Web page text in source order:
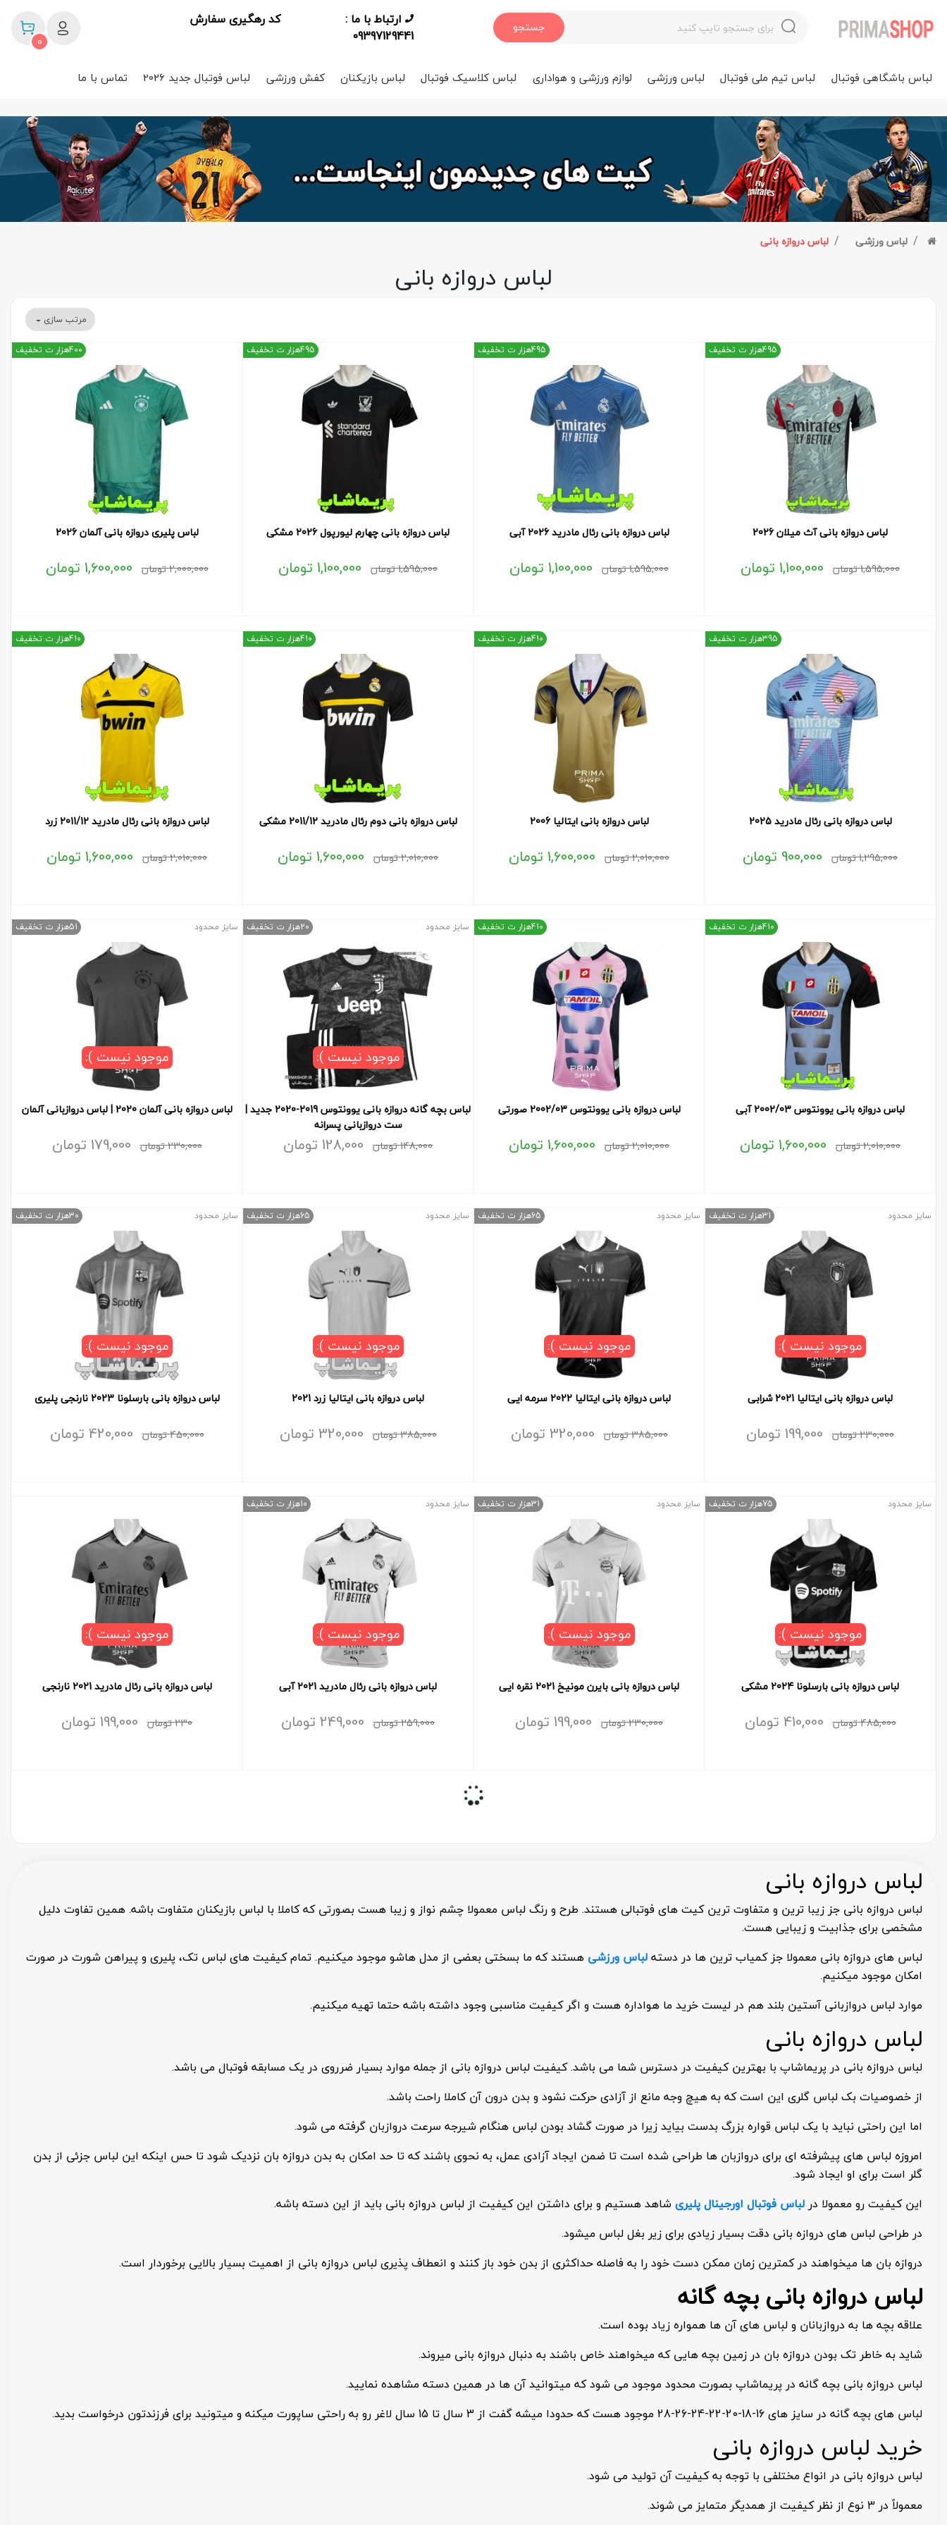
جستجو
ارتباط با ما :
09397129441
کد رهگیری سفارش
0
لباس باشگاهی فوتبال لباس تیم ملی فوتبال لباس ورزشی لوازم ورزشی و هواداری لباس کلاسیک فوتبال لباس بازیکنان کفش ورزشی لباس فوتبال جدید 2026 تماس با ما
لباس ورزشی لباس دروازه بانی
لباس دروازه بانی
مرتب سازی
لباس دروازه بانی آث میلان 2026
1,595,000تومان تومان
495هزار ت تخفیف
لباس دروازه بانی رئال مادرید 2026 آبی
1,595,000تومان تومان
495هزار ت تخفیف
لباس دروازه بانی چهارم لیورپول 2026 مشکی
1,595,000تومان تومان
495هزار ت تخفیف
لباس پلیری دروازه بانی آلمان 2026
2,000,000تومان تومان
400هزار ت تخفیف
لباس دروازه بانی رئال مادرید 2025
1,295,000تومان تومان
395هزار ت تخفیف
لباس دروازه بانی ایتالیا 2006
2,010,000تومان تومان
410هزار ت تخفیف
لباس دروازه بانی دوم رئال مادرید 2011/12 مشکی
2,010,000تومان تومان
410هزار ت تخفیف
لباس دروازه بانی رئال مادرید 2011/12 زرد
2,010,000تومان تومان
410هزار ت تخفیف
لباس دروازه بانی یوونتوس 2002/03 آبی
2,010,000تومان تومان
410هزار ت تخفیف
لباس دروازه بانی یوونتوس 2002/03 صورتی
2,010,000تومان تومان
410هزار ت تخفیف
لباس بچه گانه دروازه بانی یوونتوس 2019-2020 جدید |
ست دروازبانی پسرانه
سایز محدود
148,000تومان تومان
20هزار ت تخفیف
موجود نیست ):
لباس دروازه بانی آلمان 2020 | لباس دروازبانی آلمان
سایز محدود
230,000تومان تومان
51هزار ت تخفیف
موجود نیست ):
لباس دروازه بانی ایتالیا 2021 شرابی
سایز محدود
230,000تومان تومان
31هزار ت تخفیف
موجود نیست ):
لباس دروازه بانی ایتالیا 2022 سرمه ایی
سایز محدود
385,000تومان تومان
65هزار ت تخفیف
موجود نیست ):
لباس دروازه بانی ایتالیا زرد 2021
سایز محدود
385,000تومان تومان
65هزار ت تخفیف
موجود نیست ):
لباس دروازه بانی بارسلونا 2023 نارنجی پلیری
سایز محدود
450,000تومان تومان
30هزار ت تخفیف
موجود نیست ):
لباس دروازه بانی بارسلونا 2024 مشکی
سایز محدود
485,000تومان تومان
75هزار ت تخفیف
موجود نیست ):
لباس دروازه بانی بایرن مونیخ 2021 نقره ایی
سایز محدود
230,000تومان تومان
31هزار ت تخفیف
موجود نیست ):
لباس دروازه بانی رئال مادرید 2021 آبی
سایز محدود
259,000تومان تومان
10هزار ت تخفیف
موجود نیست ):
لباس دروازه بانی رئال مادرید 2021 نارنجی
230تومان تومان
موجود نیست ):
لباس دروازه بانی
لباس دروازه بانی جز زیبا ترین و متفاوت ترین کیت های فوتبالی هستند. طرح و رنگ لباس معمولا چشم نواز و زیبا هست بصورتی که کاملا با لباس بازیکنان متفاوت باشه. همین تفاوت دلیل
مشخصی برای جذابیت و زیبایی هست.
لباس های دروازه بانی معمولا جز کمیاب ترین ها در دستهلباس ورزشی هستند که ما بسختی بعضی از مدل هاشو موجود میکنیم. تمام کیفیت های لباس تک، پلیری و پیراهن شورت در صورت
امکان موجود میکنیم.
موارد لباس دروازبانی آستین بلند هم در لیست خرید ما هواداره هست و اگر کیفیت مناسبی وجود داشته باشه حتما تهیه میکنیم.
لباس دروازه بانی
لباس دروازه بانی در پریماشاپ با بهترین کیفیت در دسترس شما می باشد. کیفیت لباس دروازه بانی از جمله موارد بسیار ضرروی در یک مسابقه فوتبال می باشد.
از خصوصیات بک لباس گلری این است که به هیچ وجه مانع از آزادی حرکت نشود و بدن درون آن کاملا راحت باشد.
اما این راحتی نباید با یک لباس قواره بزرگ بدست بیاید زیرا در صورت گشاد بودن لباس هنگام شیرجه سرعت دروازبان گرفته می شود.
امروزه لباس های پیشرفته ای برای دروازبان ها طراحی شده است تا ضمن ایجاد آزادی عمل، به نحوی باشند که تا حد امکان به بدن دروازه بان نزدیک شود تا حس اینکه این لباس جزئی از بدن
گلر است برای او ایجاد شود.
این کیفیت رو معمولا درلباس فوتبال اورجینال پلیری شاهد هستیم و برای داشتن این کیفیت از لباس دروازه بانی باید از این دسته باشه.
در طراحی لباس های دروازه بانی دقت بسیار زیادی برای زیر بغل لباس میشود.
دروازه بان ها میخواهند در کمترین زمان ممکن دست خود را به فاصله حداکثری از بدن خود باز کنند و انعطاف پذیری لباس دروازه بانی از اهمیت بسیار بالایی برخوردار است.
لباس دروازه بانی بچه گانه
علاقه بچه ها به دروازبانان و لباس های آن ها همواره زیاد بوده است.
شاید به خاطر تک بودن دروازه بان در زمین بچه هایی که میخواهند خاص باشند به دنبال دروازه بانی میروند.
لباس دروازه بانی بچه گانه در پریماشاپ بصورت محدود موجود می شود که میتوانید آن ها در همین دسته مشاهده نمایید.
لباس های بچه گانه در سایز های 16-18-20-22-24-26-28 موجود هست که حدودا میشه گفت از 3 سال تا 15 سال لاغر رو به راحتی ساپورت میکنه و میتونید برای فرزندتون درخواست بدید.
خرید لباس دروازه بانی
لباس دروازه بانی در انواع مختلفی با توجه به کیفیت آن تولید می ‌شود.
معمولاً در 3 نوع از نظر کیفیت از همدیگر متمایز می شوند.